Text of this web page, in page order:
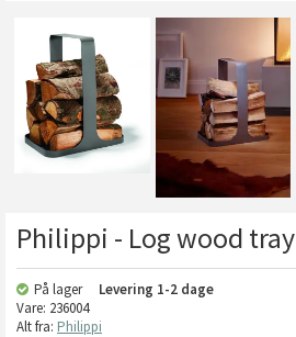
Philippi - Log wood tray
På lager Levering 1-2 dage
Vare: 236004
Alt fra: Philippi